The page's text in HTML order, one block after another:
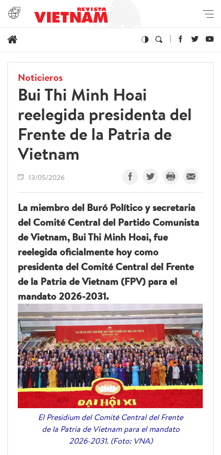
Noticieros
Bui Thi Minh Hoai
reelegida presidenta del
Frente de la Patria de
Vietnam
13/05/2026
La miembro del Buró Político y secretaria
del Comité Central del Partido Comunista
de Vietnam, Bui Thi Minh Hoai, fue
reelegida oficialmente hoy como
presidenta del Comité Central del Frente
de la Patria de Vietnam (FPV) para el
mandato 2026-2031.
El Presidium del Comité Central del Frente
de la Patria de Vietnam para el mandato
2026-2031. (Foto: VNA)